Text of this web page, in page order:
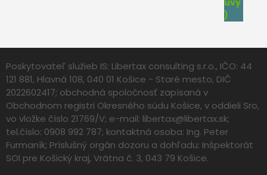
Poskytovateľ služieb IS: Libertax consulting s.r.o., IČO: 44
121 881, Hlavná 108, 040 01 Košice - Staré mesto, DIČ
2022602417; obchodná spoločnosť zapísaná v
Obchodnom registri Okresného súdu Košice, v oddieli Sro,
vo vložke číslo 21769/V; e-mail: libertax@libertax.sk;
tel.číslo: 0908 992 787; kontaktná osoba: Ing. Peter
Furmaník; Príslušný orgán dozoru a dohľadu: Inšpektorát
SOI pre Košický kraj, Vrátna č. 3, 043 79 Košice.